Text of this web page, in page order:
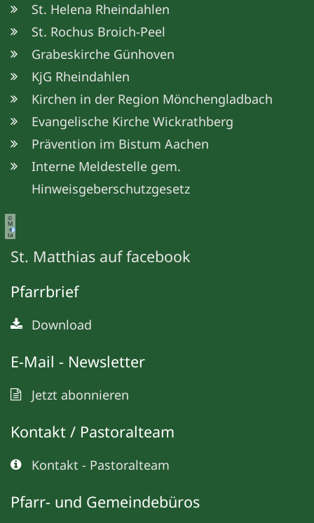
St. Helena Rheindahlen
St. Rochus Broich-Peel
Grabeskirche Günhoven
KjG Rheindahlen
Kirchen in der Region Mönchengladbach
Evangelische Kirche Wickrathberg
Prävention im Bistum Aachen
Interne Meldestelle gem.
Hinweisgeberschutzgesetz
©
M
e
ta
St. Matthias auf facebook
Pfarrbrief
Download
E-Mail - Newsletter
Jetzt abonnieren
Kontakt / Pastoralteam
Kontakt - Pastoralteam
Pfarr- und Gemeindebüros